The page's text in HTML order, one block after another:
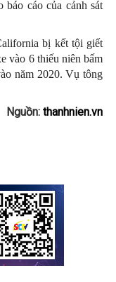
báo cáo của cảnh sát
bị kết tội giết
vào 6 thiếu niên bấm
năm 2020. Vụ tông
Nguồn: thanhnien.vn